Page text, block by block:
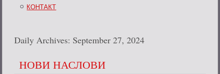
КОНТАКТ
Daily Archives: September 27, 2024
НОВИ НАСЛОВИ